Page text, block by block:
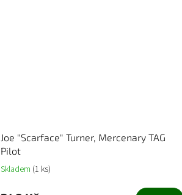
Joe "Scarface" Turner, Mercenary TAG
Pilot
Skladem (1 ks)